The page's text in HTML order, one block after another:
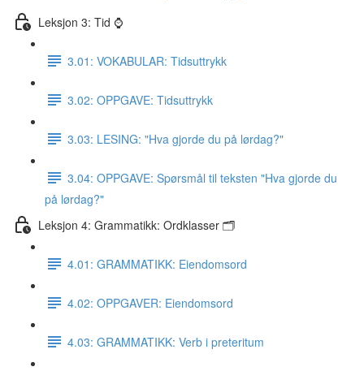
Leksjon 3: Tid ⌚️
3.01: VOKABULAR: Tidsuttrykk
3.02: OPPGAVE: Tidsuttrykk
3.03: LESING: "Hva gjorde du på lørdag?"
3.04: OPPGAVE: Spørsmål til teksten "Hva gjorde du
på lørdag?"
Leksjon 4: Grammatikk: Ordklasser 🗂
4.01: GRAMMATIKK: Eiendomsord
4.02: OPPGAVER: Eiendomsord
4.03: GRAMMATIKK: Verb i preteritum